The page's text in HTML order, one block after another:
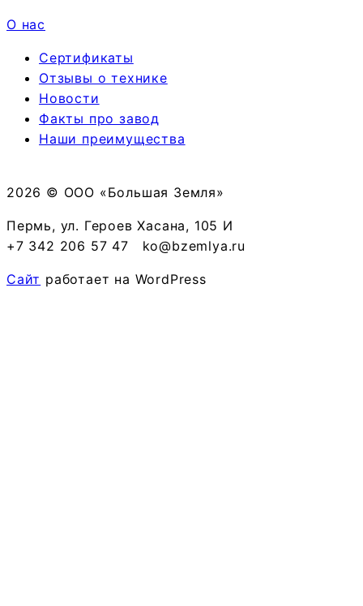
О нас
Сертификаты
Отзывы о технике
Новости
Факты про завод
Наши преимущества
2026 © ООО «Большая Земля»
Пермь, ул. Героев Хасана, 105 И
+7 342 206 57 47 ko@bzemlya.ru
Сайт работает на WordPress